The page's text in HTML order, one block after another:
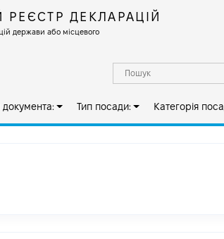
ДЕКЛАРАЦІЙ
держави або місцевого
документа: Тип посади: Категорія